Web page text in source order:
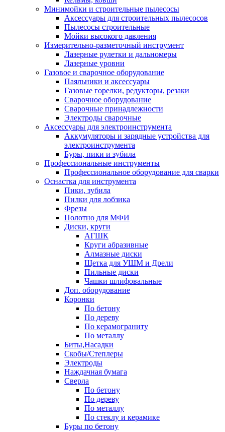
Минимойки и строительные пылесосы
Аксессуары для строительных пылесосов
Пылесосы строительные
Мойки высокого давления
Измерительно-разметочный инструмент
Лазерные рулетки и дальномеры
Лазерные уровни
Газовое и сварочное оборудование
Паяльники и аксессуары
Газовые горелки, редукторы, резаки
Сварочное оборудование
Сварочные принадлежности
Электроды сварочные
Аксессуары для электроинструмента
Аккумуляторы и зарядные устройства для
электроинструмента
Буры, пики и зубила
Профессиональные инструменты
Профессиональное оборудование для сварки
Оснастка для инструмента
Пики, зубила
Пилки для лобзика
Фрезы
Полотно для МФИ
Диски, круги
АГШК
Круги абразивные
Алмазные диски
Щетка для УШМ и Дрели
Пильные диски
Чашки шлифовальные
Доп. оборудование
Коронки
По бетону
По дереву
По керамограниту
По металлу
Биты,Насадки
Скобы/Степлеры
Электроды
Наждачная бумага
Сверла
По бетону
По дереву
По металлу
По стеклу и керамике
Буры по бетону